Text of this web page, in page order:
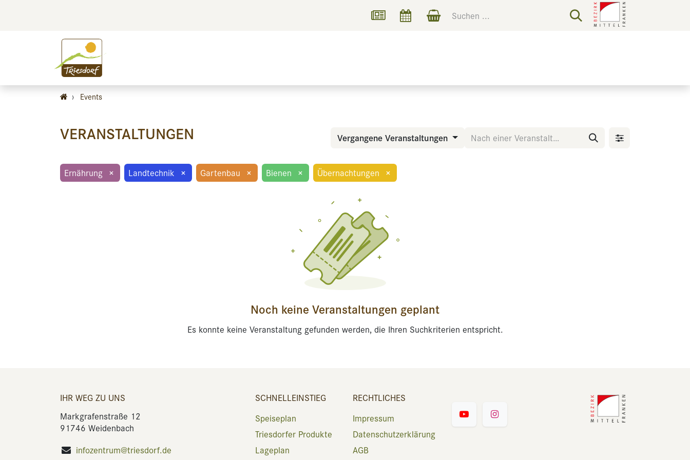
› Events
VERANSTALTUNGEN Vergangene Veranstaltungen
Ernährung × Landtechnik × Gartenbau × Bienen × Übernachtungen ×
Noch keine Veranstaltungen geplant
Es konnte keine Veranstaltung gefunden werden, die Ihren Suchkriterien entspricht.
IHR WEG ZU UNS
Markgrafenstraße 12
91746 Weidenbach
infozentrum@triesdorf.de
SCHNELLEINSTIEG
Speiseplan
Triesdorfer Produkte
Lageplan
RECHTLICHES
Impressum
Datenschutzerklärung
AGB